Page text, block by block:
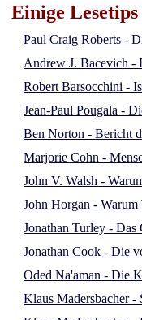
Einige
Paul Craig Roberts -
Andrew J. Bacevich -
Robert Barsocchini -
Jean-Paul Pougala -
Ben Norton - Bericht
Marjorie Cohn -
John V. Walsh -
John Horgan - Warum
Jonathan Turley -
Jonathan Cook - Die
Oded Na'aman - Die
Klaus Madersbacher -